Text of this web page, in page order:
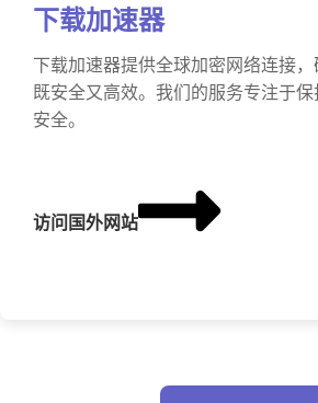
下载加速器
下载加速器提供全球加密网络连接
既安全又高效。我们的服务专注于
安全。
访问国外网站